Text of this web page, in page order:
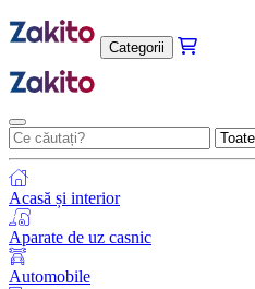
Categorii
Acasă și interior
Aparate de uz casnic
Automobile